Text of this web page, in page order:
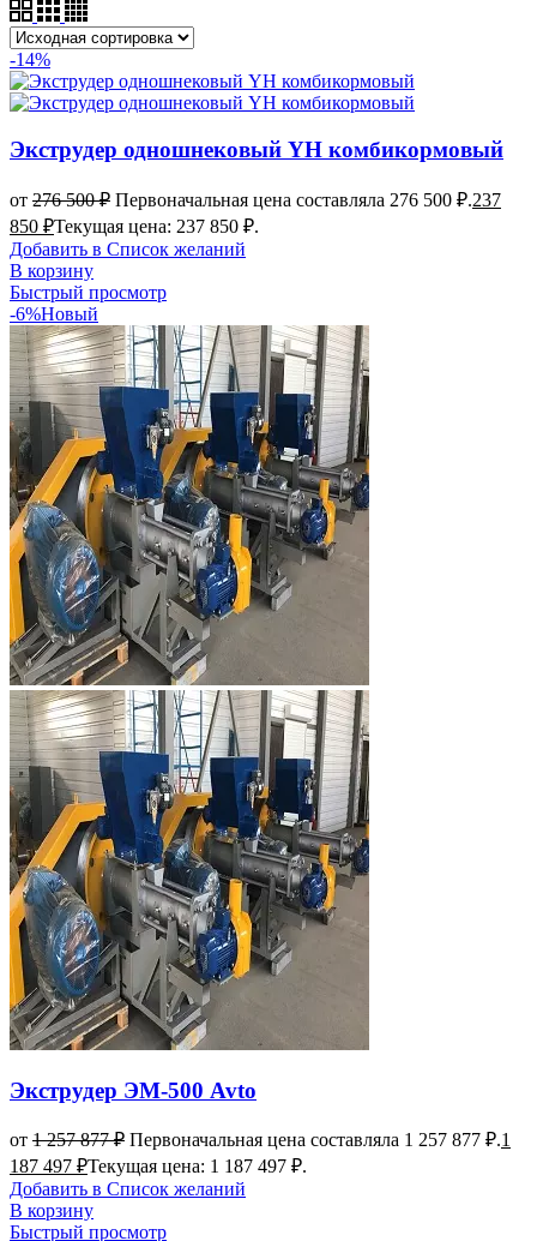
-14%
Экструдер одношнековый YH комбикормовый
от 276 500₽ Первоначальная цена составляла 276 500 ₽.237
850 ₽Текущая цена: 237 850 ₽.
Добавить в Список желаний
В корзину
Быстрый просмотр
-6%Новый
Экструдер ЭМ-500 Avto
от 1 257 877₽ Первоначальная цена составляла 1 257 877 ₽.1
187 497 ₽Текущая цена: 1 187 497 ₽.
Добавить в Список желаний
В корзину
Быстрый просмотр